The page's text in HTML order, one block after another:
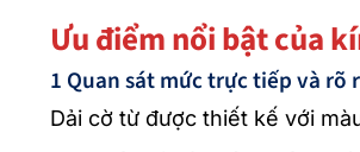
Ưu điểm nổi bật của
1 Quan sát mức trực tiếp và rõ
Dải cờ từ được thiết kế với